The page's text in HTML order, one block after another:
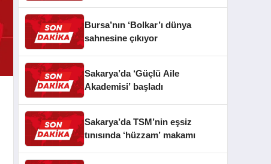
Bursa’nın ‘Bolkar’ı dünya
sahnesine çıkıyor
Sakarya’da ‘Güçlü Aile
Akademisi’ başladı
Sakarya’da TSM’nin eşsiz
tınısında ‘hüzzam’ makamı